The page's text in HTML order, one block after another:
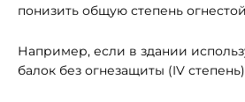
понизить общую степень
Например, если в здании
балок без огнезащиты (IV